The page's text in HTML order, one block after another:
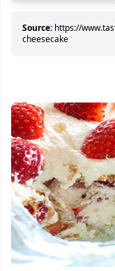
Source: https://
cheesecake